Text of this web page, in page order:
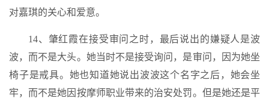
对嘉琪的关心和爱意。
14、肇红霞在接受审问之时，最后说出的嫌疑人是波
波，而不是大头。她当时不是接受询问，是审问，因为她坐
椅子是戒具。她也知道她说出波波这个名字之后，她会坐
牢，而不是她因按摩师职业带来的治安处罚。但是她还是平